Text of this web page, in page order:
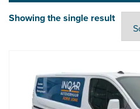
Showing the single result